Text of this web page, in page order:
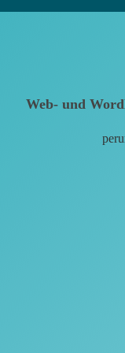
Web- und